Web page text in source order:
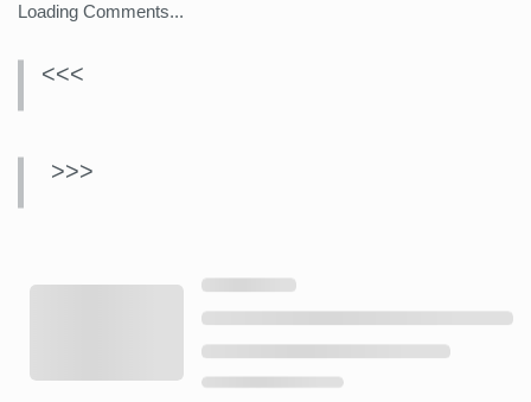
Loading Comments...
<<<
>>>